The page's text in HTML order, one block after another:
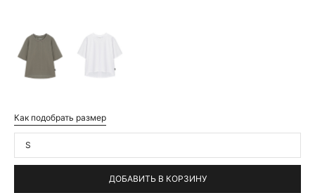
Как подобрать размер
S
ДОБАВИТЬ В КОРЗИНУ